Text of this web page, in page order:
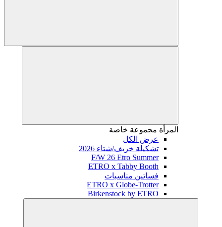
المرأة مجموعة خاصة
عرض الكل
تشكيلة خريف/شتاء 2026
F/W 26 Etro Summer
ETRO x Tabby Booth
فساتين مناسبات
ETRO x Globe-Trotter
Birkenstock by ETRO